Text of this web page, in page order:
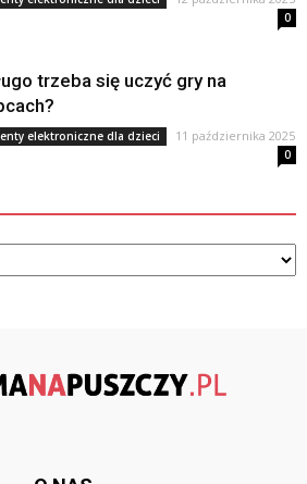
0
trzeba się uczyć gry na
elektroniczne dla dzieci 11 października 2025
0